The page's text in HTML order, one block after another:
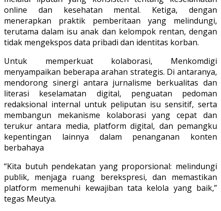
online dan kesehatan mental. Ketiga, dengan
menerapkan praktik pemberitaan yang melindungi,
terutama dalam isu anak dan kelompok rentan, dengan
tidak mengekspos data pribadi dan identitas korban.
Untuk memperkuat kolaborasi, Menkomdigi
menyampaikan beberapa arahan strategis. Di antaranya,
mendorong sinergi antara jurnalisme berkualitas dan
literasi keselamatan digital, penguatan pedoman
redaksional internal untuk peliputan isu sensitif, serta
membangun mekanisme kolaborasi yang cepat dan
terukur antara media, platform digital, dan pemangku
kepentingan lainnya dalam penanganan konten
berbahaya
“Kita butuh pendekatan yang proporsional: melindungi
publik, menjaga ruang berekspresi, dan memastikan
platform memenuhi kewajiban tata kelola yang baik,”
tegas Meutya.